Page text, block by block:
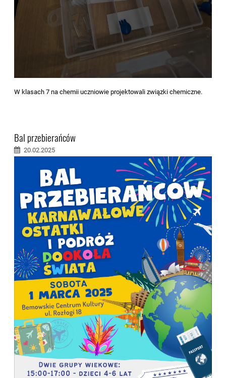
W klasach 7 na chemii uczniowie projektowali związki chemiczne.
Bal przebierańców
20.02.2025